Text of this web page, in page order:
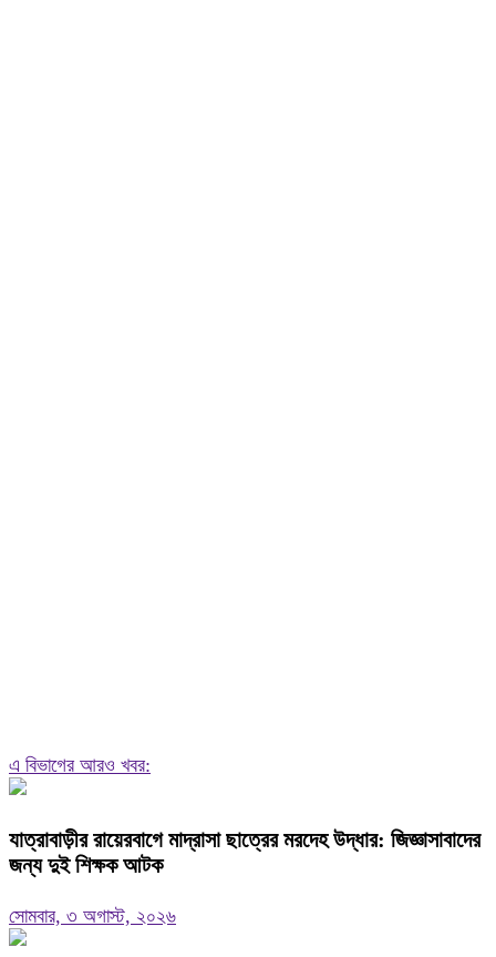
এ বিভাগের আরও খবর:
যাত্রাবাড়ীর রায়েরবাগে মাদ্রাসা ছাত্রের মরদেহ উদ্ধার: জিজ্ঞাসাবাদের
জন্য দুই শিক্ষক আটক
সোমবার, ৩ অগাস্ট, ২০২৬